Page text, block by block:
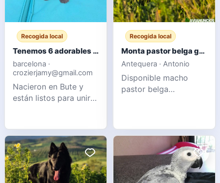
Recogida local
Tenemos 6 adorables gatitos británicos de pelo corto.
barcelona ·
crozierjamy@gmail.com
Nacieron en Bute y
están listos para unirse
AHORA. Los gatitos
vienen con todo lo
necesario: 2 vacunas,
tratamiento antipulgas
y desparasitación, y
Recogida local
Monta pastor belga groenendael
Antequera · Antonio
Disponible macho
pastor belga
salud. 3 años de edad.
Mensaje para más
información.
WhatsApp 6